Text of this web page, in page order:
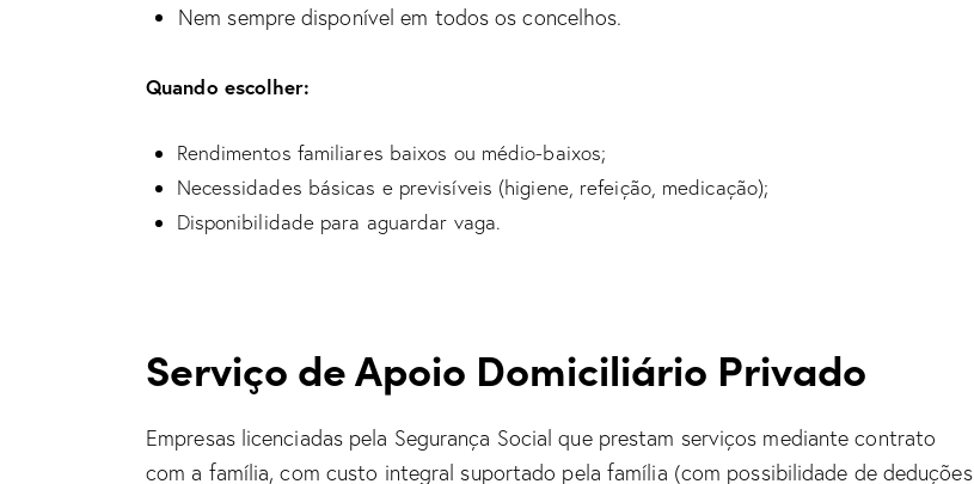
Nem sempre disponível em todos os concelhos.
Quando escolher:
Rendimentos familiares baixos ou médio-baixos;
Necessidades básicas e previsíveis (higiene, refeição, medicação);
Disponibilidade para aguardar vaga.
Serviço de Apoio Domiciliário Privado
Empresas licenciadas pela Segurança Social que prestam serviços mediante contrato
com a família, com custo integral suportado pela família (com possibilidade de deduções